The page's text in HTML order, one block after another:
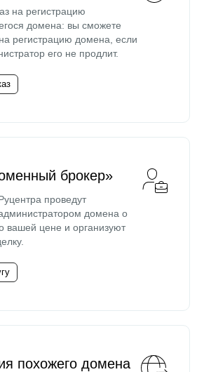
на регистрацию
домена: вы сможете
регистрацию домена, если
его не продлит.
брокер»
проведут
домена о
вашей цене и организуют
похожего домена